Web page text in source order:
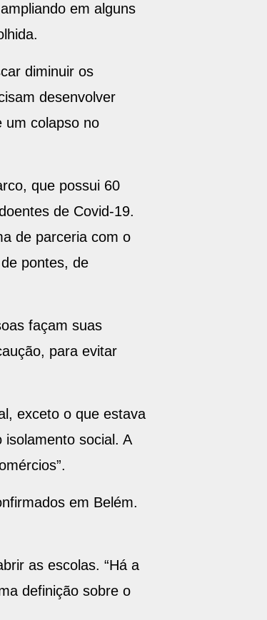
em alguns
diminuir os
desenvolver
um colapso no
que possui 60
de Covid-19.
de parceria com o
pontes, de
façam suas
para evitar
exceto o que estava
social. A
em Belém.
as escolas. “Há a
definição sobre o